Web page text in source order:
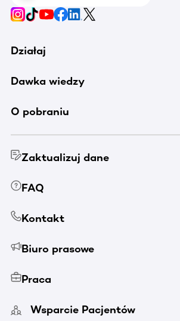
Działaj
Dawka wiedzy
O pobraniu
Zaktualizuj dane
FAQ
Kontakt
Biuro prasowe
Praca
Wsparcie Pacjentów